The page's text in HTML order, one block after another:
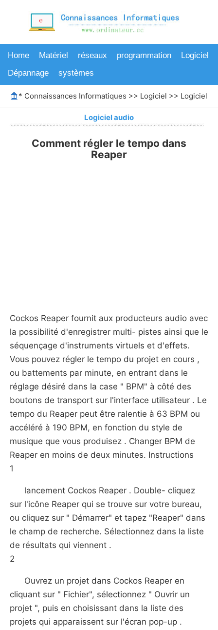
Home Matériel réseaux programmation
Logiciel
Dépannage
systèmes
* Connaissances Informatiques >> Logiciel >> Logiciel
Logiciel audio
Comment régler le tempo dans
Reaper
Cockos Reaper fournit aux producteurs audio avec
la possibilité d'enregistrer multi- pistes ainsi que le
séquençage d'instruments virtuels et d'effets.
Vous pouvez régler le tempo du projet en cours ,
ou battements par minute, en entrant dans le
réglage désiré dans la case " BPM" à côté des
boutons de transport sur l'interface utilisateur . Le
tempo du Reaper peut être ralentie à 63 BPM ou
accéléré à 190 BPM, en fonction du style de
musique que vous produisez . Changer BPM de
Reaper en moins de deux minutes. Instructions
1
lancement Cockos Reaper . Double- cliquez
sur l'icône Reaper qui se trouve sur votre bureau,
ou cliquez sur " Démarrer" et tapez "Reaper" dans
le champ de recherche. Sélectionnez dans la liste
de résultats qui viennent .
2
Ouvrez un projet dans Cockos Reaper en
cliquant sur " Fichier", sélectionnez " Ouvrir un
projet ", puis en choisissant dans la liste des
projets qui apparaissent sur l'écran pop-up .